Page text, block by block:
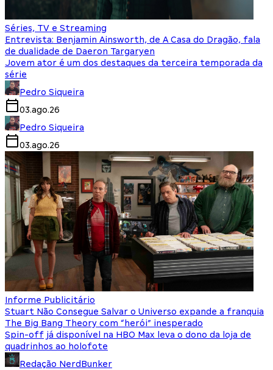
Séries, TV e Streaming
Entrevista: Benjamin Ainsworth, de A Casa do Dragão, fala
de dualidade de Daeron Targaryen
Jovem ator é um dos destaques da terceira temporada da
série
Pedro Siqueira
03.ago.26
Pedro Siqueira
03.ago.26
Informe Publicitário
Stuart Não Consegue Salvar o Universo expande a franquia
The Big Bang Theory com “herói” inesperado
Spin-off já disponível na HBO Max leva o dono da loja de
quadrinhos ao holofote
Redação NerdBunker